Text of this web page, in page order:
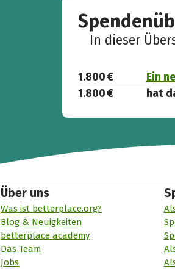
In dieser
1.800 €
Ein
1.800 €
hat
Über uns
Was ist betterplace.org?
Blog & Neuigkeiten
betterplace academy
Das Team
Jobs